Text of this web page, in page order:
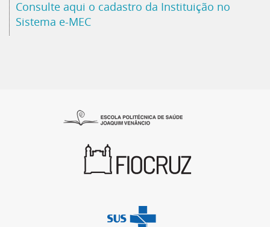
Consulte aqui o cadastro da Instituição no
Sistema e-MEC